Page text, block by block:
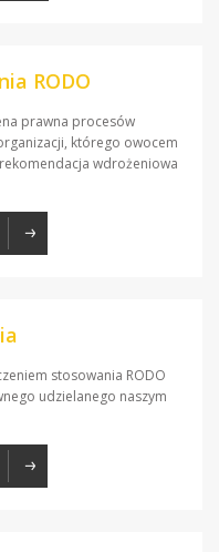
RODO
prawna procesów
którego owocem
wdrożeniowa
stosowania RODO
udzielanego naszym